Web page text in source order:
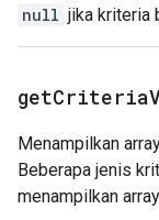
null jika kriteria
getCriteria
Menampilkan
Beberapa jenis
menampilkan